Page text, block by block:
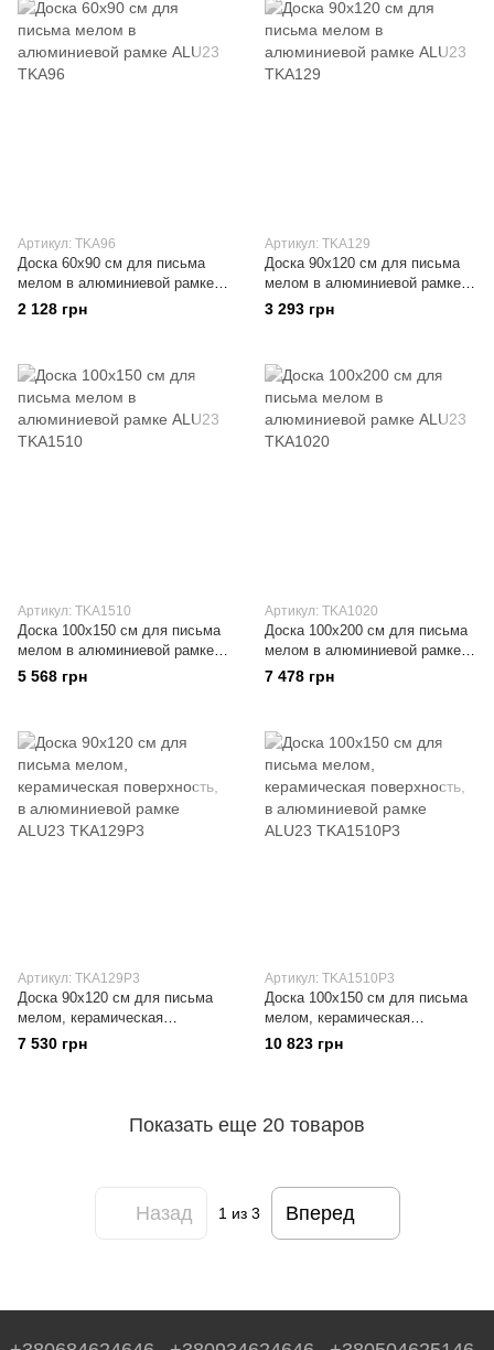
Артикул: TKA96
Доска 60x90 см для письма
мелом в алюминиевой рамке
ALU23
2 128 грн
Артикул: TKA129
Доска 90x120 см для письма
мелом в алюминиевой рамке
ALU23
3 293 грн
Артикул: TKA1510
Доска 100x150 см для письма
мелом в алюминиевой рамке
ALU23
5 568 грн
Артикул: TKA1020
Доска 100x200 см для письма
мелом в алюминиевой рамке
ALU23
7 478 грн
Артикул: TKA129P3
Доска 90x120 см для письма
мелом, керамическая
поверхность, в алюминиевой
рамке ALU23
7 530 грн
Артикул: TKA1510P3
Доска 100x150 см для письма
мелом, керамическая
поверхность, в алюминиевой
рамке ALU23
10 823 грн
Показать еще 20 товаров
Назад 1 из 3 Вперед